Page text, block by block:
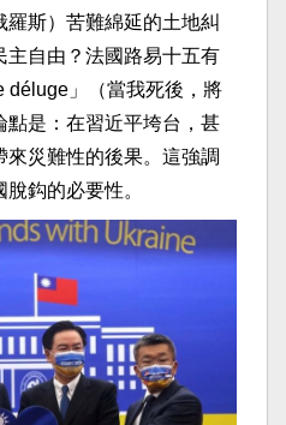
斯）苦難綿延的土地糾
主自由？法國路易十五有
déluge」（當我死後，將
點是：在習近平垮台，甚
災難性的後果。這強調
鈎的必要性。